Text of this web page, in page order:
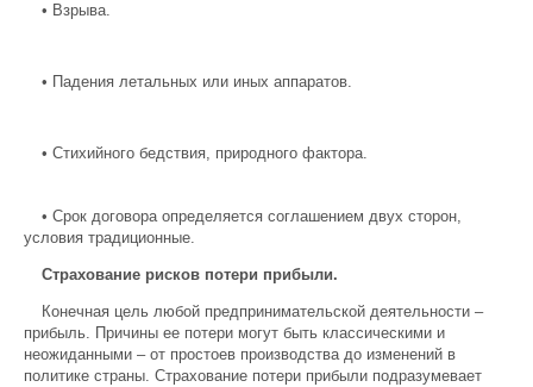
• Взрыва.
• Падения летальных или иных аппаратов.
• Стихийного бедствия, природного фактора.
• Срок договора определяется соглашением двух сторон,
условия традиционные.
Страхование рисков потери прибыли.
Конечная цель любой предпринимательской деятельности –
прибыль. Причины ее потери могут быть классическими и
неожиданными – от простоев производства до изменений в
политике страны. Страхование потери прибыли подразумевает